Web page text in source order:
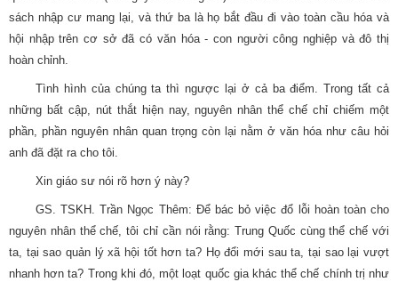
sách nhập cư mang lại, và thứ ba là họ bắt đầu đi vào toàn cầu hóa và
hội nhập trên cơ sở đã có văn hóa - con người công nghiệp và đô thị
hoàn chỉnh.
Tình hình của chúng ta thì ngược lại ở cả ba điểm. Trong tất cả
những bất cập, nút thắt hiện nay, nguyên nhân thể chế chỉ chiếm một
phần, phần nguyên nhân quan trọng còn lại nằm ở văn hóa như câu hỏi
anh đã đặt ra cho tôi.
Xin giáo sư nói rõ hơn ý này?
GS. TSKH. Trần Ngọc Thêm: Để bác bỏ việc đổ lỗi hoàn toàn cho
nguyên nhân thể chế, tôi chỉ cần nói rằng: Trung Quốc cùng thể chế với
ta, tại sao quản lý xã hội tốt hơn ta? Họ đổi mới sau ta, tại sao lại vượt
nhanh hơn ta? Trong khi đó, một loạt quốc gia khác thể chế chính trị như